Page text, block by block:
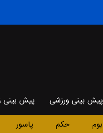
پیش بینی ورزشی پیش بینی
بوم حکم پاسور